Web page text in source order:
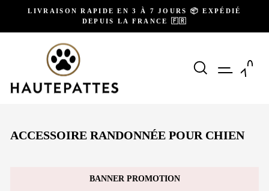
contenu
Diaporama
LIVRAISON RAPIDE EN 3 À 7 JOURS 📦 EXPÉDIÉ
DEPUIS LA FRANCE 🇫🇷
ACCESSOIRE RANDONNÉE POUR CHIEN
BANNER PROMOTION